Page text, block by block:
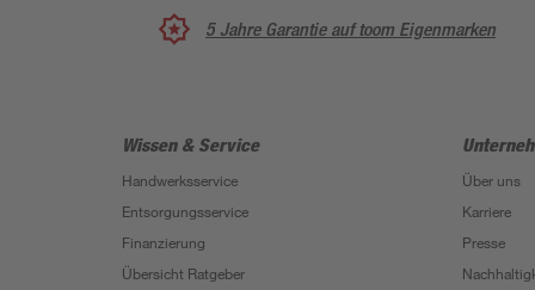
5 Jahre Garantie auf toom Eigenmarken
Wissen & Service
Handwerksservice
Entsorgungsservice
Finanzierung
Übersicht Ratgeber
Über uns
Karriere
Presse